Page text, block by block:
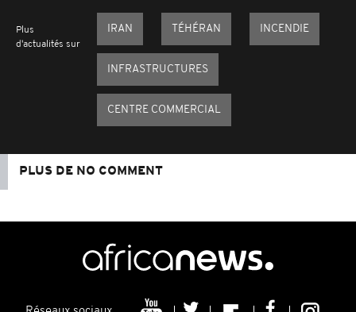
Plus
d'actualités sur
IRAN TÉHÉRAN INCENDIE
INFRASTRUCTURES
CENTRE COMMERCIAL
PLUS DE NO COMMENT